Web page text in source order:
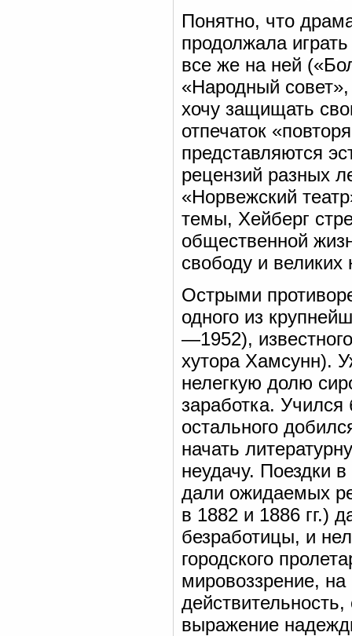
Понятно, что
продолжала
все же на ней
«Народный
хочу защищать
отпечаток
представляются
рецензий разных
«Норвежский
темы, Хейберг
общественной
свободу и великих
Острыми
одного из
—1952),
хутора Хамсунн).
нелегкую долю
заработка.
остального
начать
неудачу. Поездки
дали ожидаемых
в 1882 и 1886 гг.)
безработицы, и
городского
мировоззрение,
выражение